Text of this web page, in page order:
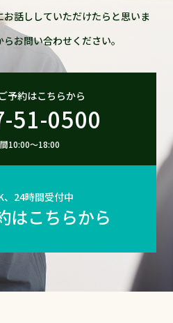
話ししていただけたらと思いま
お問い合わせください。
予約はこちらから
51-0500
10:00〜18:00
、24時間受付中
はこちらから